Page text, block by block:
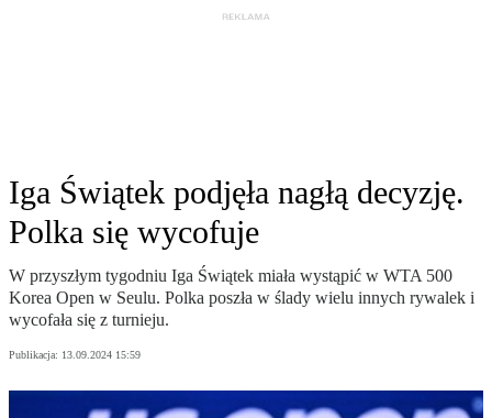
Iga Świątek podjęła nagłą decyzję.
Polka się wycofuje
W przyszłym tygodniu Iga Świątek miała wystąpić w WTA 500
Korea Open w Seulu. Polka poszła w ślady wielu innych rywalek i
wycofała się z turnieju.
Publikacja: 13.09.2024 15:59